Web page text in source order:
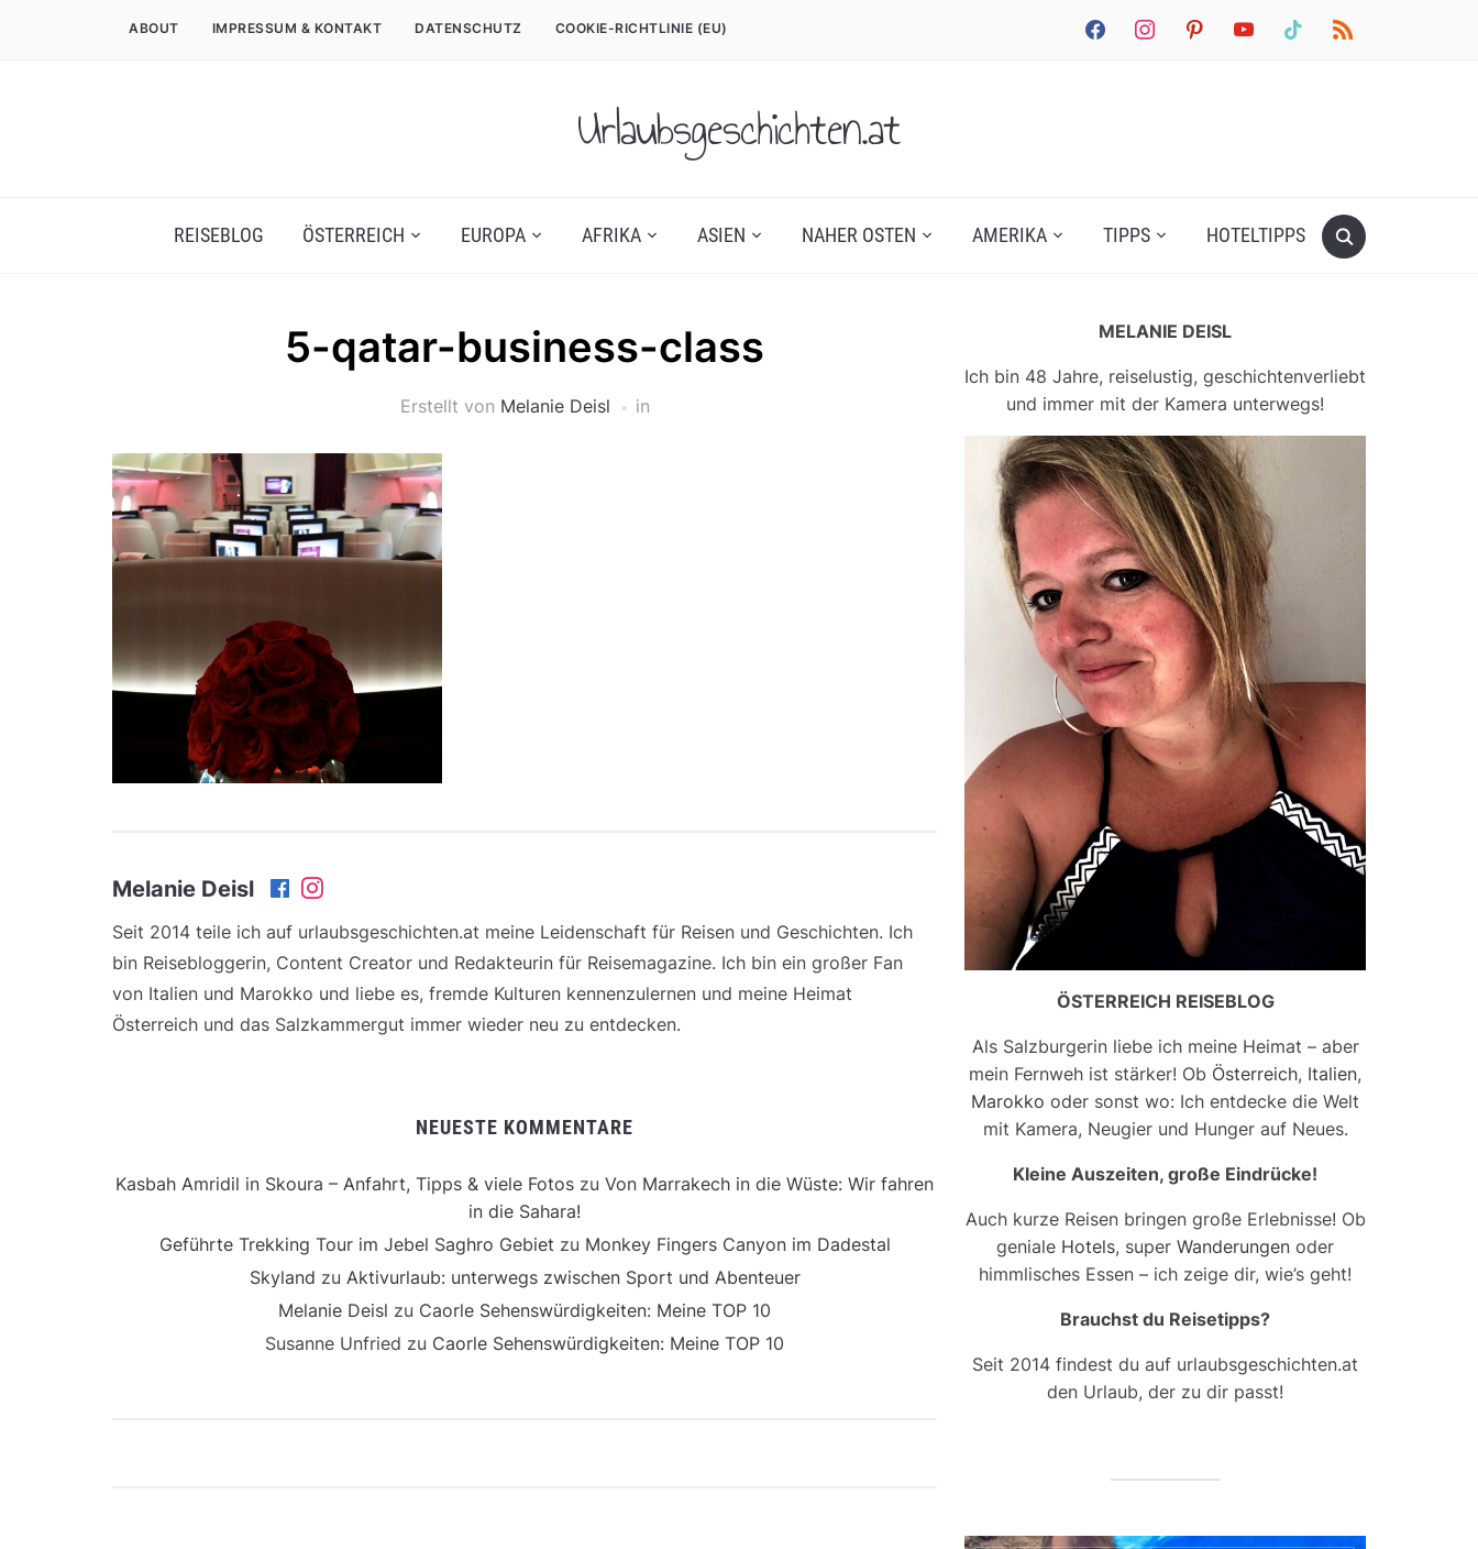
facebookinstagrampinterestyoutube tiktok rss
ABOUT IMPRESSUM & KONTAKT DATENSCHUTZ COOKIE-RICHTLINIE (EU)
Urlaubsgeschichten.at
REISEBLOG ÖSTERREICH EUROPA AFRIKA ASIEN NAHER OSTEN AMERIKA TIPPS HOTELTIPPS
5-qatar-business-class
Erstellt von Melanie Deisl in
Melanie Deisl
Seit 2014 teile ich auf urlaubsgeschichten.at meine Leidenschaft für Reisen und Geschichten. Ich
bin Reisebloggerin, Content Creator und Redakteurin für Reisemagazine. Ich bin ein großer Fan
von Italien und Marokko und liebe es, fremde Kulturen kennenzulernen und meine Heimat
Österreich und das Salzkammergut immer wieder neu zu entdecken.
NEUESTE KOMMENTARE
Kasbah Amridil in Skoura – Anfahrt, Tipps & viele Fotos zu Von Marrakech in die Wüste: Wir fahren
in die Sahara!
Geführte Trekking Tour im Jebel Saghro Gebiet zu Monkey Fingers Canyon im Dadestal
Skyland zu Aktivurlaub: unterwegs zwischen Sport und Abenteuer
Melanie Deisl zu Caorle Sehenswürdigkeiten: Meine TOP 10
Susanne Unfried zu Caorle Sehenswürdigkeiten: Meine TOP 10
MELANIE DEISL
Ich bin 48 Jahre, reiselustig, geschichtenverliebt
und immer mit der Kamera unterwegs!
ÖSTERREICH REISEBLOG
Als Salzburgerin liebe ich meine Heimat – aber
mein Fernweh ist stärker! Ob Österreich, Italien,
Marokko oder sonst wo: Ich entdecke die Welt
mit Kamera, Neugier und Hunger auf Neues.
Kleine Auszeiten, große Eindrücke!
Auch kurze Reisen bringen große Erlebnisse! Ob
geniale Hotels, super Wanderungen oder
himmlisches Essen – ich zeige dir, wie’s geht!
Brauchst du Reisetipps?
Seit 2014 findest du auf urlaubsgeschichten.at
den Urlaub, der zu dir passt!